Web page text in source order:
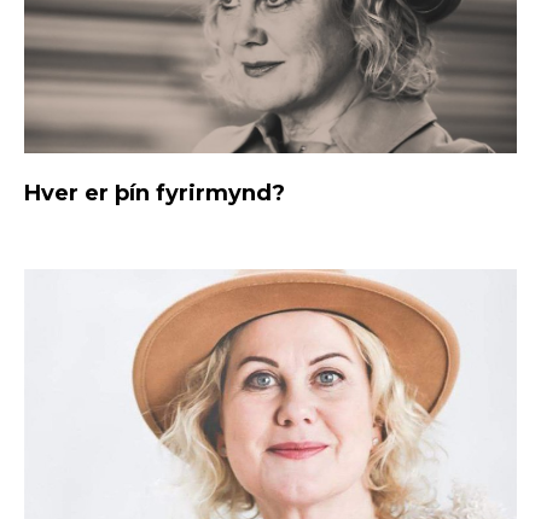
Hver er þín fyrirmynd?